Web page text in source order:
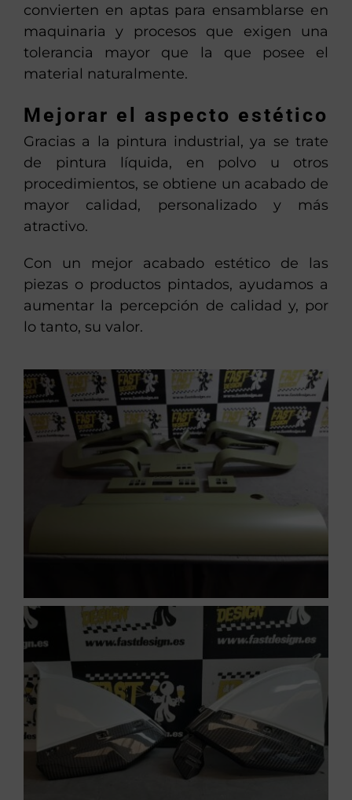
convierten en aptas para ensamblarse en
maquinaria y procesos que exigen una
tolerancia mayor que la que posee el
material naturalmente.
Mejorar el aspecto estético
Gracias a la pintura industrial, ya se trate
de pintura líquida, en polvo u otros
procedimientos, se obtiene un acabado de
mayor calidad, personalizado y más
atractivo.
Con un mejor acabado estético de las
piezas o productos pintados, ayudamos a
aumentar la percepción de calidad y, por
lo tanto, su valor.